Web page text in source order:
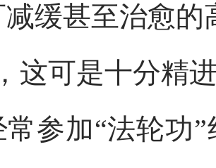
缓甚至治愈
这可是十分精
参加“法轮功